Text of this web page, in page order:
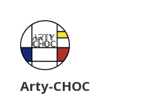
Arty-CHOC